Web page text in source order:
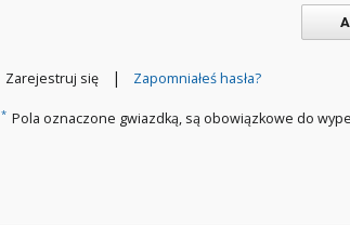
Zarejestruj się | Zapomniałeś hasła?
* Pola oznaczone gwiazdką, są obowiązkowe do